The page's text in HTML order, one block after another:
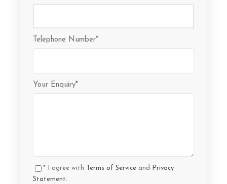
Telephone Number*
Your Enquiry*
* I agree with Terms of Service and
Privacy
Statement.